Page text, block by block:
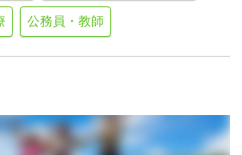
公務員・教師